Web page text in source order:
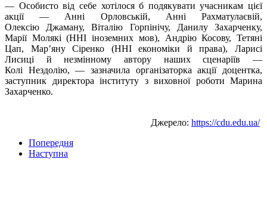
— Особисто від себе хотілося б подякувати учасникам цієї
акції — Анні Орловській, Анні Рахматулаєвій,
Олексію Джаману, Віталію Горпінічу, Данилу Захарченку,
Марії Молякі (ННІ іноземних мов), Андрію Косову, Тетяні
Цап, Мар’яну Сіренко (ННІ економіки й права), Ларисі
Лисиці й незмінному автору наших сценаріїв —
Колі Нездолію, — зазначила організаторка акції доцентка,
заступник директора інституту з виховної роботи Марина
Захарченко.
Джерело: https://cdu.edu.ua/
Попередня
Наступна